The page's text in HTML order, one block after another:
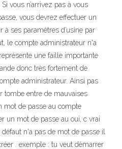
vous n’arrivez pas à vous
vous devrez effectuer un
à ses paramètres d’usine par
le compte administrateur n'a
une faille importante
donc très fortement de
administrateur. Ainsi pas
tombe entre de mauvaises
mot de passe au compte
un mot de passe au oui, c vrai
n'a pas de mot de passe il
. exemple : tu veut démarrer